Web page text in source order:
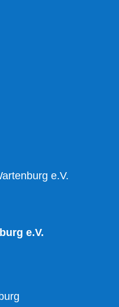
e.V.
e.V.